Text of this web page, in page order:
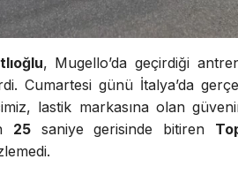
, Mugello’da geçirdiği
Cumartesi günü İtalya’da
lastik markasına olan
25saniye gerisinde bitiren